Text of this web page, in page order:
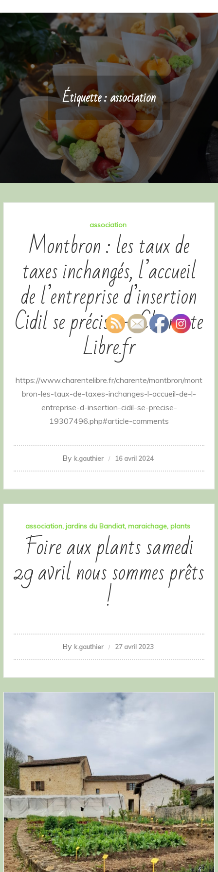
Étiquette :association
association
Montbron : les taux de
taxes inchangés, l’accueil
de l’entreprise d’insertion
Cidil se précise – Charente
Libre.fr
https://www.charentelibre.fr/charente/montbron/mont
bron-les-taux-de-taxes-inchanges-l-accueil-de-l-
entreprise-d-insertion-cidil-se-precise-
19307496.php#article-comments
By k.gauthier 16 avril 2024
association jardins du Bandiat maraichage plants
Foire aux plants samedi
29 avril nous sommes prêts
!
By k.gauthier 27 avril 2023